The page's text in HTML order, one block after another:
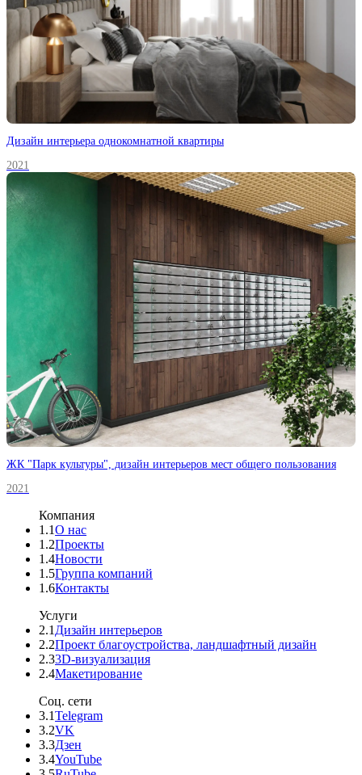
Дизайн интерьера однокомнатной квартиры
2021
ЖК "Парк культуры", дизайн интерьеров мест общего пользования
2021
Компания
1.1О нас
1.2Проекты
1.4Новости
1.5Группа компаний
1.6Контакты
Услуги
2.1 Дизайн интерьеров
2.2Проект благоустройства, ландшафтный дизайн
2.33D-визуализация
2.4Макетирование
Соц. сети
3.1Telegram
3.2VK
3.3Дзен
3.4YouTube